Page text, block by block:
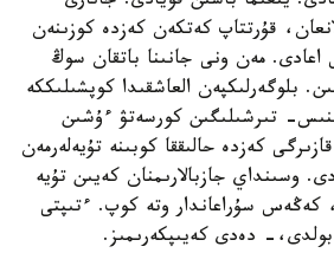
قۇرتتاپ كەتكەن كەزدە كوزىنەن
مەن ونى جانىنا باتقان سوڭ
بلوگەرلىكپەن العاشقىدا كوپشىلىككە
تىرشىلىگىن كورسەتۋ ءۇشىن
كەزدە حالىققا كوبىنە تۇيەلەرمەن
وسىنداي جازبالارىمنان كەيىن تۇيە
كەڭەس سۇراعاندار وتە كوپ. ءتىپتى
بولدى،- دەدى كەيىپكەرىمىز.